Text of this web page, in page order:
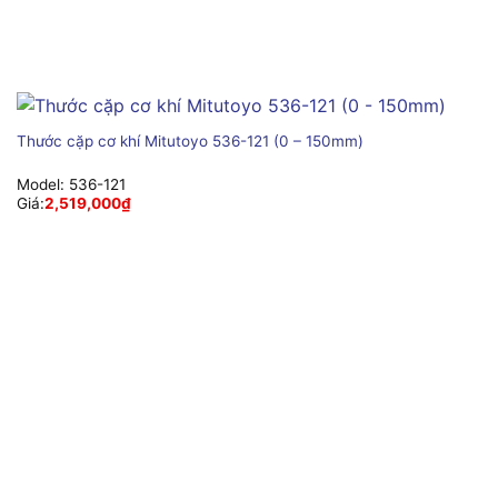
Thước cặp cơ khí Mitutoyo 536-121 (0 – 150mm)
Model: 536-121
Giá:2,519,000₫